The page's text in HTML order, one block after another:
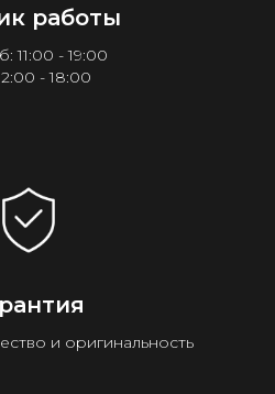
работы
11:00 - 19:00
- 18:00
и оригинальность